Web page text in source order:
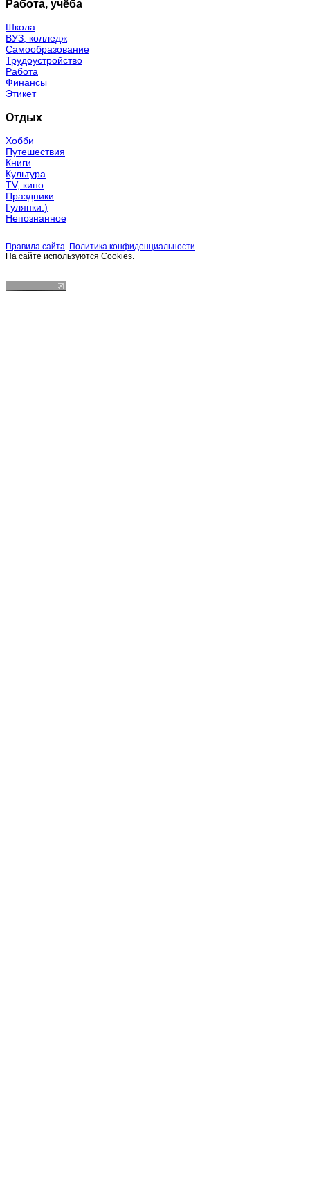
Работа, учёба
Школа
ВУЗ, колледж
Самообразование
Трудоустройство
Работа
Финансы
Этикет
Отдых
Хобби
Путешествия
Книги
Культура
TV, кино
Праздники
Гулянки:)
Непознанное
Правила сайта. Политика конфиденциальности.
На сайте используются Cookies.